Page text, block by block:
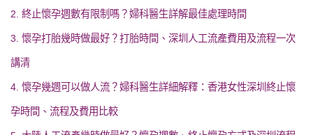
2. 終止懷孕週數有限制嗎？婦科醫生詳解最佳處理時間
3. 懷孕打胎幾時做最好？打胎時間、深圳人工流產費用及流程一次
講清
4. 懷孕幾週可以做人流？婦科醫生詳細解釋：香港女性深圳終止懷
孕時間、流程及費用比較